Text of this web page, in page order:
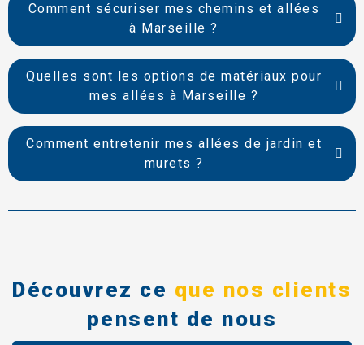
Comment sécuriser mes chemins et allées
à Marseille ?
Quelles sont les options de matériaux pour
mes allées à Marseille ?
Comment entretenir mes allées de jardin et
murets ?
Découvrez ce que nos clients
pensent de nous